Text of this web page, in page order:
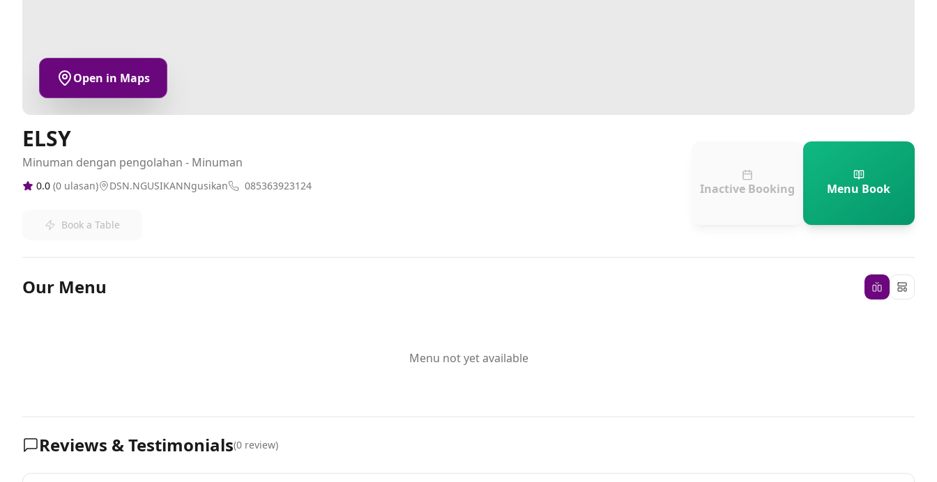
Open in Maps
ELSY
Minuman dengan pengolahan - Minuman
0.0 (0 ulasan) DSN.NGUSIKANNgusikan 085363923124
Book a Table
Inactive Booking Menu Book
Our Menu
Menu not yet available
Reviews & Testimonials(0 review)